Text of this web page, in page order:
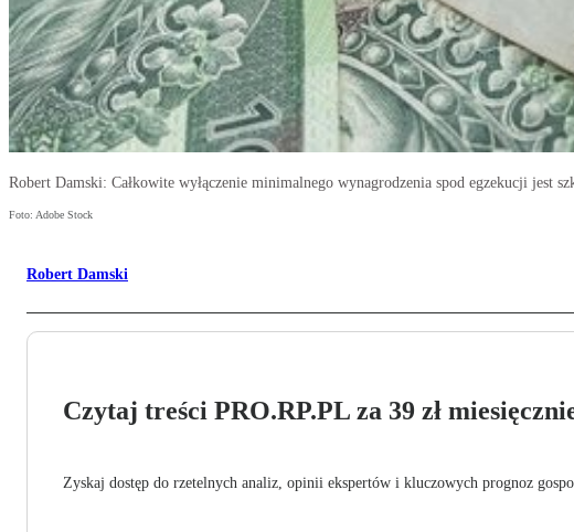
Robert Damski: Całkowite wyłączenie minimalnego wynagrodzenia spod egzekucji jest
Foto: Adobe Stock
Robert Damski
Czytaj treści PRO.RP.PL za 39 zł
Zyskaj dostęp do rzetelnych analiz, opinii ekspertów i kluczowych prognoz